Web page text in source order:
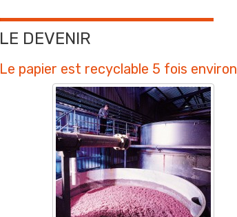
LE DEVENIR
Le papier est recyclable 5 fois environ